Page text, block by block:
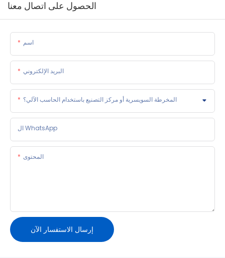
الحصول على اتصال معنا
اسم
البريد الإلكتروني
المخرطة السويسرية أو مركز التصنيع باستخدام الحاسب الآلي؟
ال WhatsApp
المحتوى
إرسال الاستفسار الآن